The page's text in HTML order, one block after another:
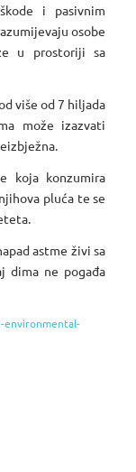
i pasivnim
osobe
u prostoriji sa
više od 7 hiljada
može izazvati
koja konzumira
pluća te se
astme živi sa
dima ne pogađa
environmental-